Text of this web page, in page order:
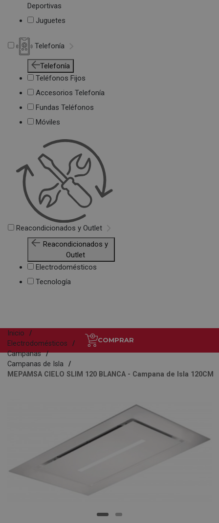
Deportivas
Juguetes
Telefonía
Telefonía
Teléfonos Fijos
Accesorios Telefonía
Fundas Teléfonos
Móviles
Reacondicionados y Outlet
Reacondicionados y
Outlet
Electrodomésticos
Tecnología
COMPRAR
Inicio
Electrodomésticos
Campanas
Campanas de Isla
MEPAMSA CIELO SLIM 120 BLANCA - Campana de Isla 120CM